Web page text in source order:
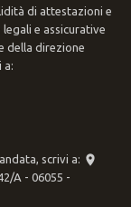
di attestazioni e
e assicurative
della direzione
a:
scrivi a:
A - 06055 -